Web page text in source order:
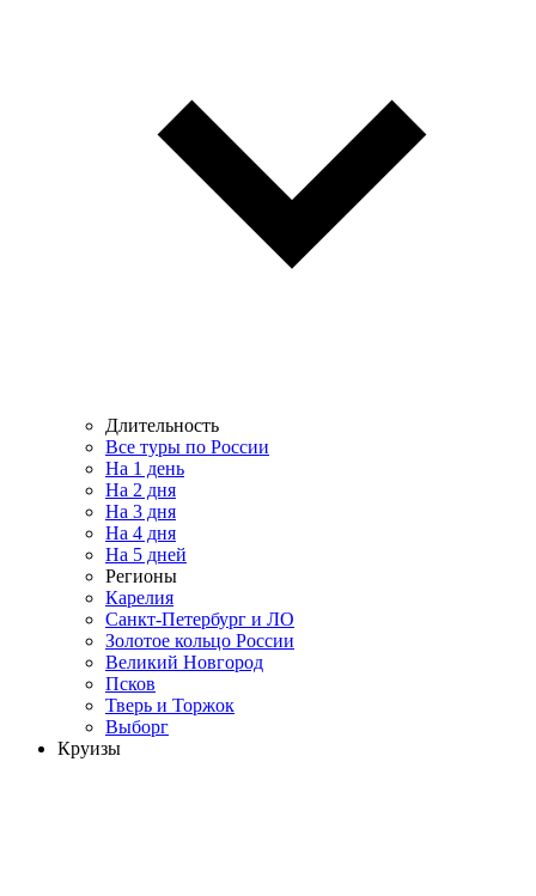
Длительность
Все туры по России
На 1 день
На 2 дня
На 3 дня
На 4 дня
На 5 дней
Регионы
Карелия
Санкт-Петербург и ЛО
Золотое кольцо России
Великий Новгород
Псков
Тверь и Торжок
Выборг
Круизы